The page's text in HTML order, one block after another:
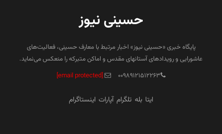
حسینی نیوز
پایگاه خبری «حسینی نیوز» اخبار مرتبط با معارف حسینی، فعالیت‌های
عاشورایی و رویدادهای آستانهای مقدس و اماکن متبرکه را منعکس می‌نماید.
۰۰۹۸۹۱۲۱۵۱۲۲۶۳
[email protected]
ایتا بله تلگرام آپارات اینستاگرام